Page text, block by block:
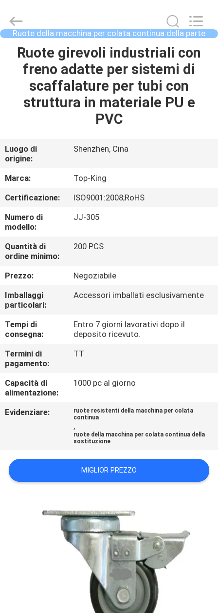
CASA.
PRODOTTI
NOI
VISITA
ALLA
FABBRICA
CONTROLLO
DELLA
QUALITÀ
CONTATTACI
CHIEDI UN
PREVENTIVO
MAPPA
SITO
SULLA
PRIVACY
Jingji
Technology
Co.,
Ltd..
Reserved.
Ruote della macchina per colata continua della parte
girevole
Ruote girevoli industriali con
freno adatte per sistemi di
scaffalature per tubi con
struttura in materiale PU e
PVC
Luogo di
origine:
Shenzhen, Cina
Marca:
Top-King
Certificazione:
ISO9001:2008;RoHS
Numero di
modello:
JJ-305
Quantità di
ordine minimo:
200 PCS
Prezzo:
Negoziabile
Imballaggi
particolari:
Accessori imballati esclusivamente
Tempi di
consegna:
Entro 7 giorni lavorativi dopo il
deposito ricevuto.
Termini di
pagamento:
TT
Capacità di
alimentazione:
1000 pc al giorno
Evidenziare:
ruote resistenti della macchina per colata
continua
,
ruote della macchina per colata continua della
sostituzione
MIGLIOR PREZZO